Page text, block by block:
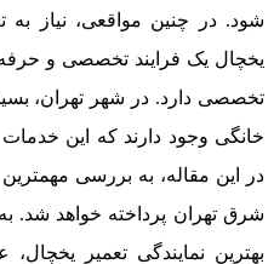
شود. در چنین مواقعی، نیاز به
یخچال یک فرایند تخصصی و حرفه
تخصصی دارد. در شهر تهران،
خانگی وجود دارند که این خدمات
در این مقاله، به بررسی مهمترین
شرق تهران پرداخته خواهد شد.
بهترین نمایندگی تعمیر یخچال،